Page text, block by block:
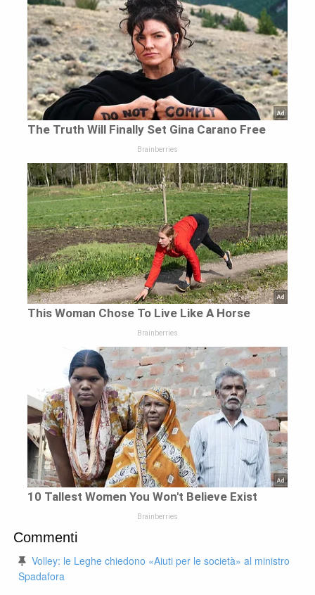
Commenti
Volley: le Leghe chiedono «Aiuti per le società» al ministro
Spadafora